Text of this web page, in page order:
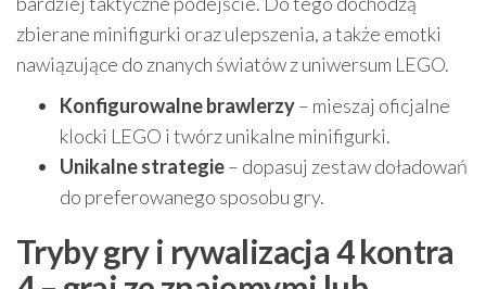
zbierane minifigurki oraz ulepszenia, a także emotki
nawiązujące do znanych światów z uniwersum LEGO.
Konfigurowalne brawlerzy– mieszaj oficjalne
klocki LEGO i twórz unikalne minifigurki.
Unikalne strategie– dopasuj zestaw doładowań
do preferowanego sposobu gry.
Tryby gry i rywalizacja 4 kontra